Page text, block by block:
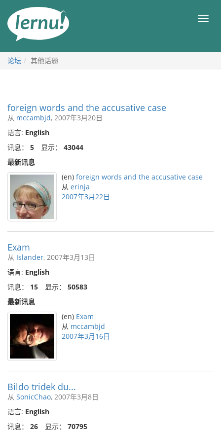
目
论坛 其他话题
foreign words and the accusative case
从 mccambjd, 2007年3月20日
语言: English
讯息： 5 显示： 43044
最新讯息
(en) foreign words and the accusative case
从 erinja
2007年3月22日
Exam
从 Islander, 2007年3月13日
语言: English
讯息： 15 显示： 50583
最新讯息
(en) Exam
从 mccambjd
2007年3月16日
Bildo tridek du...
从 SonicChao, 2007年3月8日
语言: English
讯息： 26 显示： 70795